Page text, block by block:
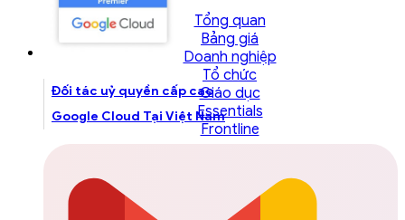
Đối tác uỷ quyền cấp cao
Google Cloud Tại Việt Nam
Tổng quan
Bảng giá
Doanh nghiệp
Tổ chức
Giáo dục
Essentials
Frontline